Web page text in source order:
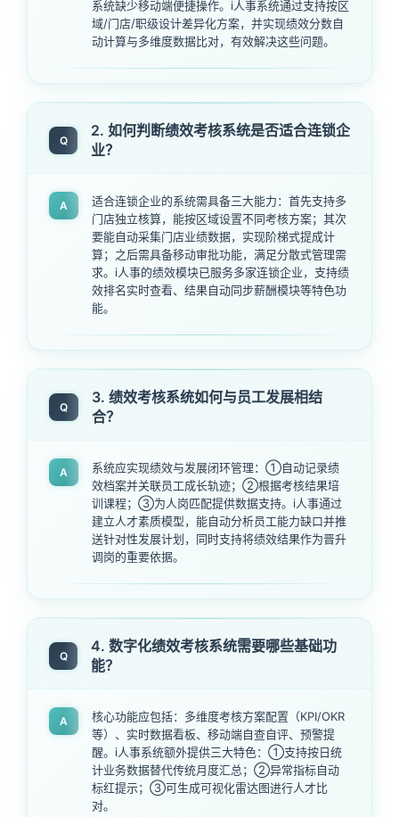
系统缺少移动端便捷操作。i人事系统通过支持按区
域/门店/职级设计差异化方案，并实现绩效分数自
动计算与多维度数据比对，有效解决这些问题。
Q
2. 如何判断绩效考核系统是否适合连锁企
业？
A
适合连锁企业的系统需具备三大能力：首先支持多
门店独立核算，能按区域设置不同考核方案；其次
要能自动采集门店业绩数据，实现阶梯式提成计
算；之后需具备移动审批功能，满足分散式管理需
求。i人事的绩效模块已服务多家连锁企业，支持绩
效排名实时查看、结果自动同步薪酬模块等特色功
能。
Q
3. 绩效考核系统如何与员工发展相结
合？
A
系统应实现绩效与发展闭环管理：①自动记录绩
效档案并关联员工成长轨迹；②根据考核结果培
训课程；③为人岗匹配提供数据支持。i人事通过
建立人才素质模型，能自动分析员工能力缺口并推
送针对性发展计划，同时支持将绩效结果作为晋升
调岗的重要依据。
Q
4. 数字化绩效考核系统需要哪些基础功
能？
A
核心功能应包括：多维度考核方案配置（KPI/OKR
等）、实时数据看板、移动端自查自评、预警提
醒。i人事系统额外提供三大特色：①支持按日统
计业务数据替代传统月度汇总；②异常指标自动
标红提示；③可生成可视化雷达图进行人才比
对。